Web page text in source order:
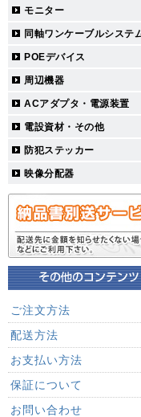
モニター
同軸ワンケーブルシステ
POEデバイス
周辺機器
ACアダプタ・電源装置
電設資材・その他
防犯ステッカー
映像分配器
ご注文方法
配送方法
お支払い方法
保証について
お問い合わせ